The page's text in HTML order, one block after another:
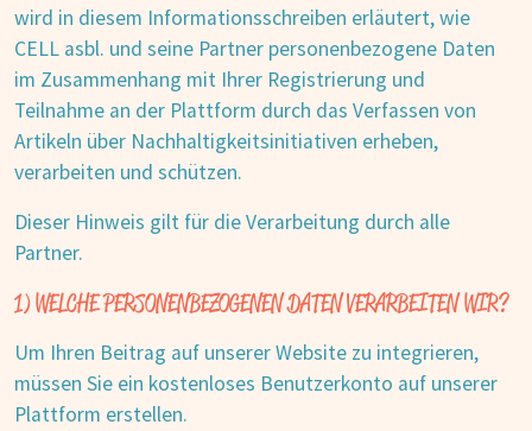
wird in diesem Informationsschreiben erläutert, wie
CELL asbl. und seine Partner personenbezogene Daten
im Zusammenhang mit Ihrer Registrierung und
Teilnahme an der Plattform durch das Verfassen von
Artikeln über Nachhaltigkeitsinitiativen erheben,
verarbeiten und schützen.
Dieser Hinweis gilt für die Verarbeitung durch alle
Partner.
1) WELCHE PERSONENBEZOGENEN DATEN VERARBEITEN WIR?
Um Ihren Beitrag auf unserer Website zu integrieren,
müssen Sie ein kostenloses Benutzerkonto auf unserer
Plattform erstellen.